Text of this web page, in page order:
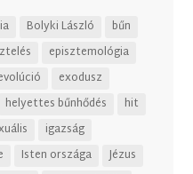
Bolyki László
bűn
episztemológia
exodusz
helyettes bűnhődés
hit
igazság
Isten országa
Jézus